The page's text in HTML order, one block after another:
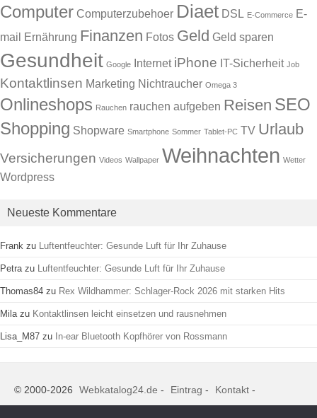
Computer Computerzubehoer Diaet DSL E-Commerce E-
mail
Ernährung Finanzen Fotos Geld Geld sparen
Gesundheit Google Internet iPhone IT-Sicherheit Job
Kontaktlinsen Marketing Nichtraucher Omega 3
Onlineshops Rauchen rauchen aufgeben Reisen SEO
Shopping Shopware Smartphone Sommer Tablet-PC TV Urlaub
Versicherungen Videos Wallpaper Weihnachten Wetter
Wordpress
Neueste Kommentare
Frank zu Luftentfeuchter: Gesunde Luft für Ihr Zuhause
Petrazu Luftentfeuchter: Gesunde Luft für Ihr Zuhause
Thomas84 zu Rex Wildhammer: Schlager-Rock 2026 mit starken Hits
Milazu Kontaktlinsen leicht einsetzen und rausnehmen
Lisa_M87 zu In-ear Bluetooth Kopfhörer von Rossmann
© 2000-2026 Webkatalog24.de - Eintrag - Kontakt -